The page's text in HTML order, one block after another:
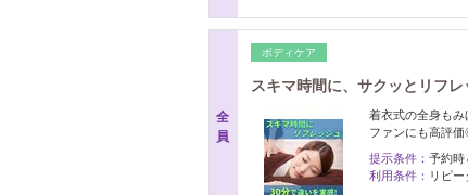
全
員
ボディケア
スキマ時間に、サクッとリフ
着衣式の全身も
ファンにも高評
提示条件： 予約時
利用条件： リピー